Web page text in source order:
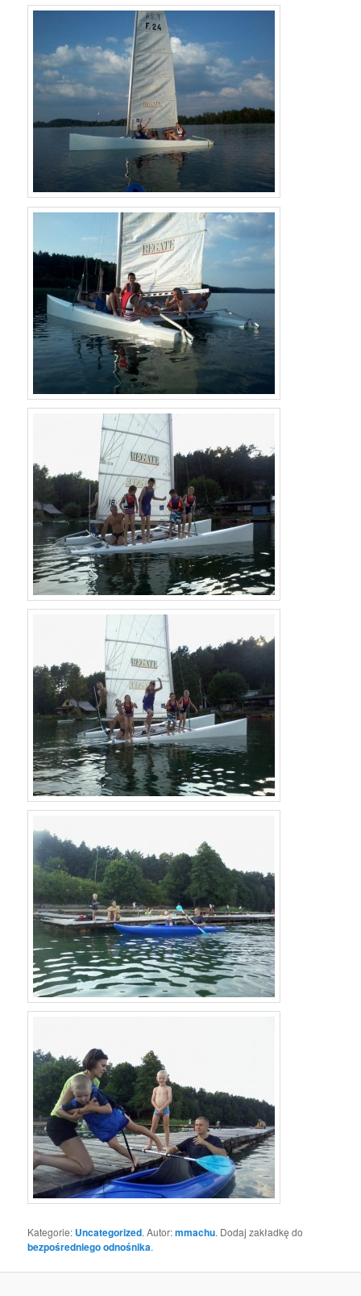
Kategorie: Uncategorized. Autor:mmachu. Dodaj zakładkę do
bezpośredniego odnośnika.